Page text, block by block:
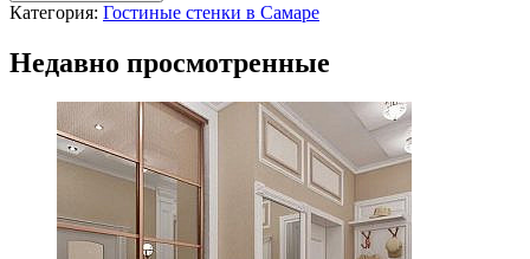
Категория: Гостиные стенки в Самаре
Недавно просмотренные